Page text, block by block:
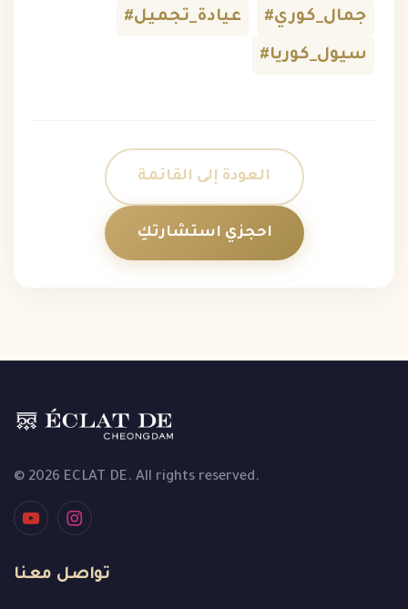
#جمال_كوري #عيادة_تجميل
#سيول_كوريا
العودة إلى القائمة
احجزي استشارتكِ
© 2026 ECLAT DE. All rights reserved.
تواصل معنا